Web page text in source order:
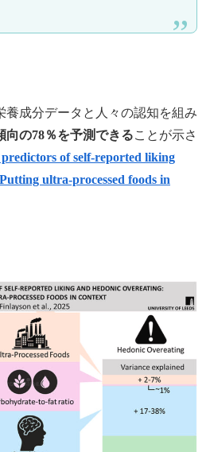
養成分データと人々の認知を組み
向の78％を予測できることが示さ
predictors of self-reported liking
ultra-processed foods in